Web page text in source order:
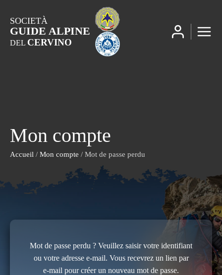
SOCIETÀ
GUIDE ALPINE
DEL CERVINO
Mon compte
Accueil / Mon compte / Mot de passe perdu
Mot de passe perdu ? Veuillez saisir votre identifiant
ou votre adresse e-mail. Vous recevrez un lien par
e-mail pour créer un nouveau mot de passe.